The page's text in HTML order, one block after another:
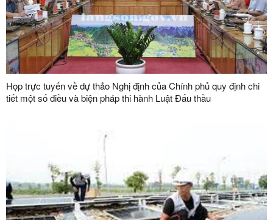
Họp trực tuyến về dự thảo Nghị định của Chính phủ quy định chi
tiết một số điều và biện pháp thi hành Luật Đấu thầu